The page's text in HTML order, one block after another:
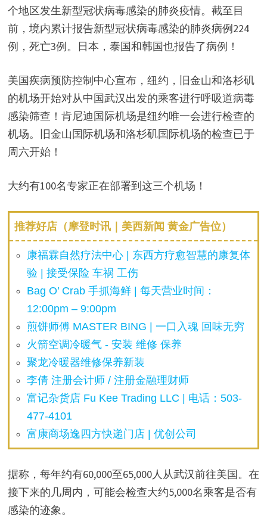
个地区发生新型冠状病毒感染的肺炎疫情。截至目
前，境内累计报告新型冠状病毒感染的肺炎病例224
例，死亡3例。日本，泰国和韩国也报告了病例！
美国疾病预防控制中心宣布，纽约，旧金山和洛杉矶
的机场开始对从中国武汉出发的乘客进行呼吸道病毒
感染筛查！肯尼迪国际机场是纽约唯一会进行检查的
机场。旧金山国际机场和洛杉矶国际机场的检查已于
周六开始！
大约有100名专家正在部署到这三个机场！
推荐好店（摩登时讯｜美西新闻 黄金广告位）
康福霖自然疗法中心 | 东西方疗愈智慧的康复体
验 | 接受保险 车祸 工伤
Bag O’ Crab 手抓海鲜 | 每天营业时间：
12:00pm – 9:00pm
煎饼师傅 MASTER BING | 一口入魂 回味无穷
火箭空调冷暖气 - 安装 维修 保养
聚龙冷暖器维修保养新装
李倩 注册会计师 / 注册金融理财师
富记杂货店 Fu Kee Trading LLC | 电话：503-
477-4101
富康商场逸四方快递门店 | 优创公司
据称，每年约有60,000至65,000人从武汉前往美国。在
接下来的几周内，可能会检查大约5,000名乘客是否有
感染的迹象。